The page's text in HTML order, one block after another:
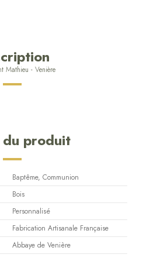
Mathieu - Venière
produit
Baptême, Communion
Bois
Personnalisé
Fabrication Artisanale Française
Abbaye de Venière